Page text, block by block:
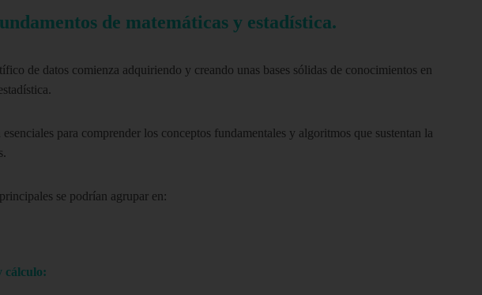
de matemáticas y estadística.
de datos comienza adquiriendo y creando unas bases sólidas de conocimientos en
esenciales para comprender los conceptos fundamentales y algoritmos que sustentan la
se podrían agrupar en:
cálculo: